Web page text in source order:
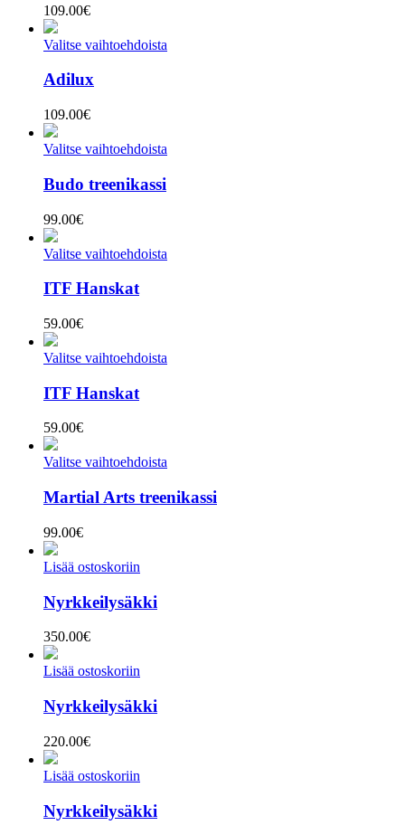
109.00€
Valitse vaihtoehdoista
Adilux
109.00€
Valitse vaihtoehdoista
Budo treenikassi
99.00€
Valitse vaihtoehdoista
ITF Hanskat
59.00€
Valitse vaihtoehdoista
ITF Hanskat
59.00€
Valitse vaihtoehdoista
Martial Arts treenikassi
99.00€
Lisää ostoskoriin
Nyrkkeilysäkki
350.00€
Lisää ostoskoriin
Nyrkkeilysäkki
220.00€
Lisää ostoskoriin
Nyrkkeilysäkki